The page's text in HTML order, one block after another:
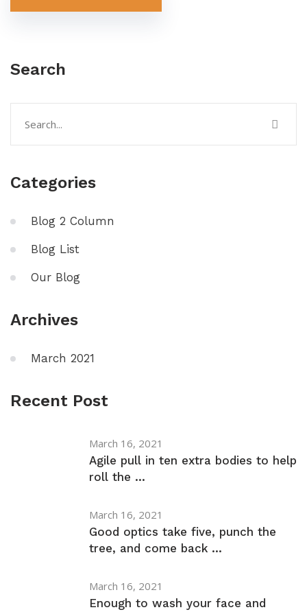
Search
Categories
Blog 2 Column
Blog List
Our Blog
Archives
March 2021
Recent Post
March 16, 2021
Agile pull in ten extra bodies to help
roll the ...
March 16, 2021
Good optics take five, punch the
tree, and come back ...
March 16, 2021
Enough to wash your face and